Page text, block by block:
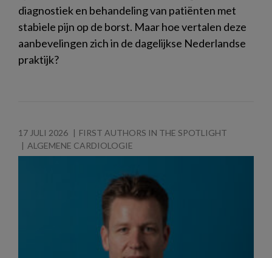
diagnostiek en behandeling van patiënten met
stabiele pijn op de borst. Maar hoe vertalen deze
aanbevelingen zich in de dagelijkse Nederlandse
praktijk?
17 JULI 2026
FIRST AUTHORS IN THE SPOTLIGHT
ALGEMENE CARDIOLOGIE